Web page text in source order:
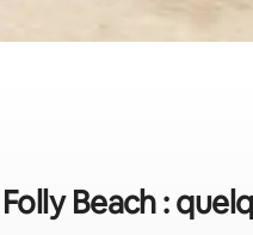
Folly Beach :